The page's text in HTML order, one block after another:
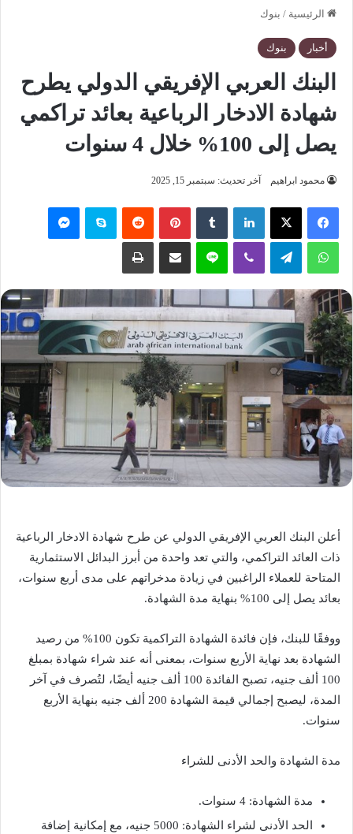
الرئيسية / بنوك
أخبار بنوك
البنك العربي الإفريقي الدولي يطرح
شهادة الادخار الرباعية بعائد تراكمي
يصل إلى 100% خلال 4 سنوات
محمود ابراهيم آخر تحديث: سبتمبر 15, 2025
فيسبوك ‫X لينكدإن بينتيريست سكايب
واتساب تيلقرام لاين
أعلن البنك العربي الإفريقي الدولي عن طرح شهادة الادخار الرباعية
ذات العائد التراكمي، والتي تعد واحدة من أبرز البدائل الاستثمارية
المتاحة للعملاء الراغبين في زيادة مدخراتهم على مدى أربع سنوات،
بعائد يصل إلى 100% بنهاية مدة الشهادة.
ووفقًا للبنك، فإن فائدة الشهادة التراكمية تكون 100% من رصيد
الشهادة بعد نهاية الأربع سنوات، بمعنى أنه عند شراء شهادة بمبلغ
100 ألف جنيه، تصبح الفائدة 100 ألف جنيه أيضًا، لتُصرف في آخر
المدة، ليصبح إجمالي قيمة الشهادة 200 ألف جنيه بنهاية الأربع
سنوات.
مدة الشهادة والحد الأدنى للشراء
مدة الشهادة: 4 سنوات.
الحد الأدنى لشراء الشهادة: 5000 جنيه، مع إمكانية إضافة